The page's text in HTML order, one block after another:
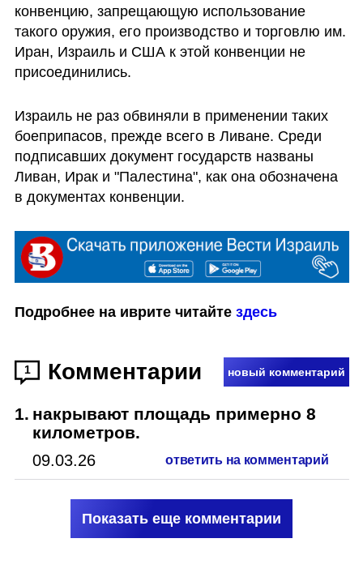
конвенцию, запрещающую использование
такого оружия, его производство и торговлю им.
Иран, Израиль и США к этой конвенции не
присоединились.
Израиль не раз обвиняли в применении таких
боеприпасов, прежде всего в Ливане. Среди
подписавших документ государств названы
Ливан, Ирак и "Палестина", как она обозначена
в документах конвенции.
Подробнее на иврите читайте здесь
1 Комментарии новый комментарий
1. накрывают площадь примерно 8
километров.
09.03.26 ответить на комментарий
Показать еще комментарии